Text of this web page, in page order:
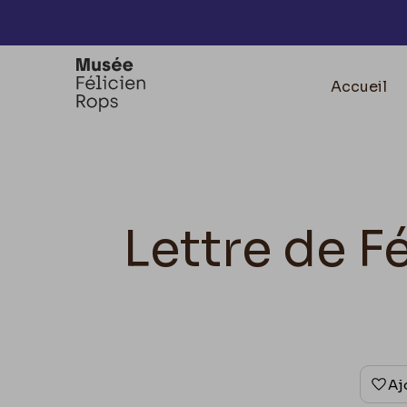
Accueil
Lettre de